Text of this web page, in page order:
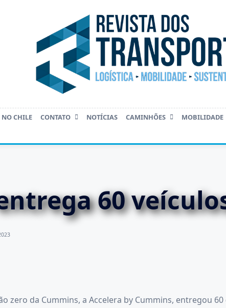
NO CHILE CONTATO NOTÍCIAS CAMINHÕES MOBILIDADE
60
zero da Cummins, a Accelera by Cummins, entregou